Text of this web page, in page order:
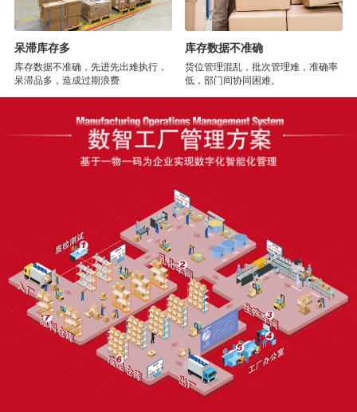
呆滞库存多
库存数据不准确，先进先出难执行，
呆滞品多，造成过期浪费
库存数据不准确
货位管理混乱，批次管理难，准确率
低，部门间协同困难。